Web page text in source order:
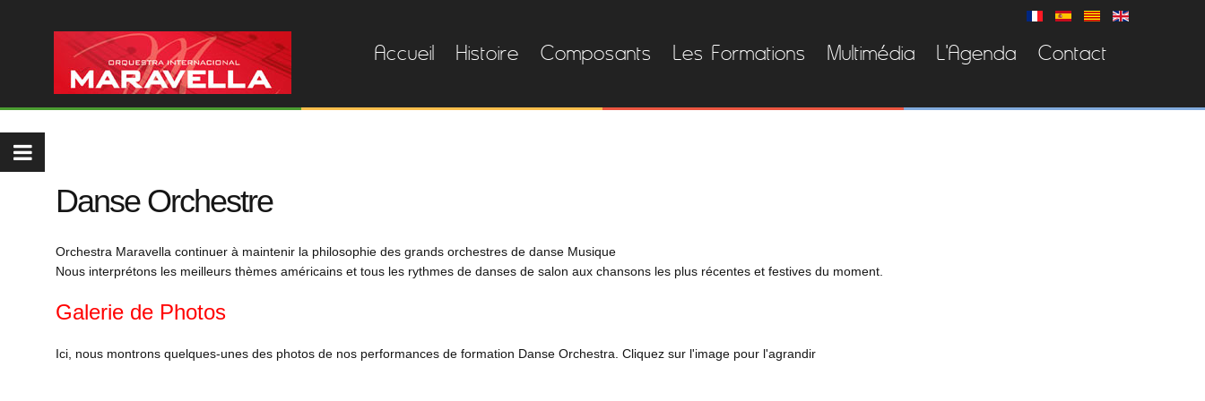
Accueil Histoire Composants Les Formations Multimédia L'Agenda Contact
Danse Orchestre
Orchestra Maravella continuer à maintenir la philosophie des grands orchestres de danse Musique
Nous interprétons les meilleurs thèmes américains et tous les rythmes de danses de salon aux chansons les plus récentes et festives du moment.
Galerie de Photos
Ici, nous montrons quelques-unes des photos de nos performances de formation Danse Orchestra. Cliquez sur l'image pour l'agrandir